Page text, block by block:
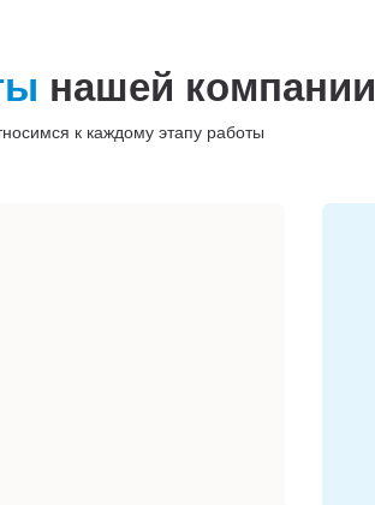
нашей компании
к каждому этапу работы